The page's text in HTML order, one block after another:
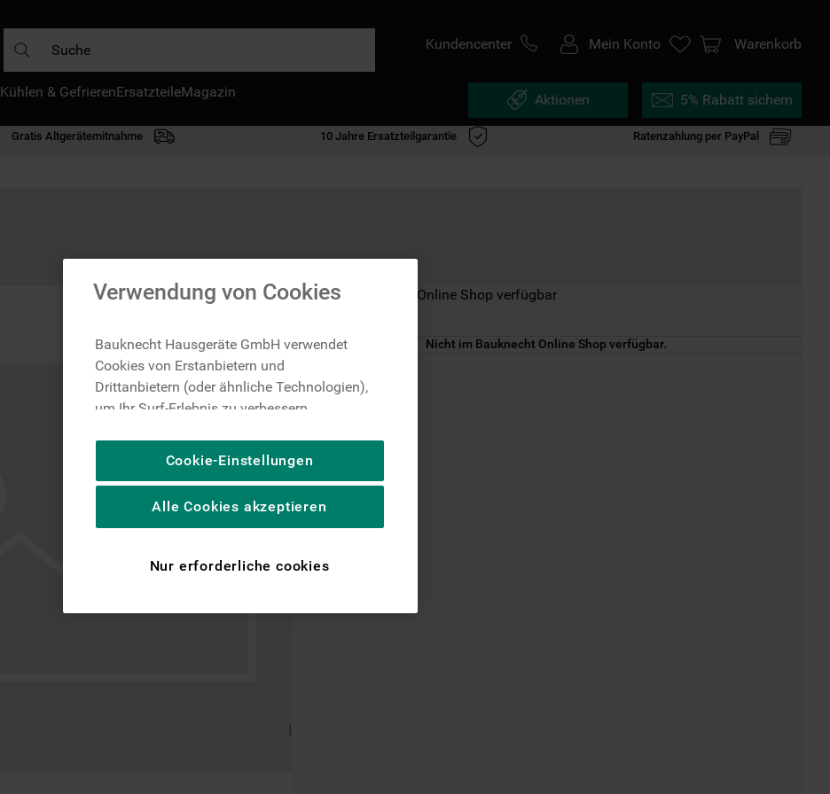
Kundencenter Mein Konto Warenkorb
Kühlen & GefrierenErsatzteileMagazin Aktionen 5% Rabatt sichern
Gratis Altgerätemitnahme 10 Jahre Ersatzteilgarantie Ratenzahlung per PayPal
Nicht im Bauknecht Online Shop verfügbar
Nicht im Bauknecht Online Shop verfügbar.
Verwendung von Cookies
Bauknecht Hausgeräte GmbH verwendet
Cookies von Erstanbietern und
Drittanbietern (oder ähnliche Technologien),
um Ihr Surf-Erlebnis zu verbessern
um die redaktionellen Inhalte der Website
basierend auf Ihrer Nutzung der Website zu
personalisieren, die Funktionalität der
spezifische Funktionen anzubieten
Plattformen, beispielsweise Google LLC –
Cookie-Einstellungen
Nur erforderliche cookies
Alle Cookies akzeptieren
DIE HÄUFIGSTEN SUCHANFRAGEN
gefrierschrank